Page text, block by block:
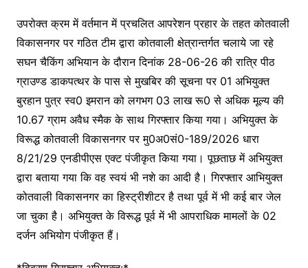
उपरोक्त क्रम में वर्तमान में प्रचलित आपरेशन प्रहार के तहत कोतवाली
विकासनगर पर गठित टीम द्वारा कोतवाली क्षेत्रान्तर्गत चलाये जा रहे
सघन चैकिंग अभियान के दौरान दिनांक 28-06-26 की रात्रि पीठ
ग्राउण्ड डाकपत्थर के पास से मुखबिर की सूचना पर 01 अभियुक्त
बुरहान पुत्र स्व0 इमरान को लगभग 03 लाख रू0 से अधिक मूल्य की
10.67 ग्राम अवैध स्मैक के साथ गिरफ्तार किया गया। अभियुक्त के
विरूद्ध कोतवाली विकासनगर पर मु0अ0सं0-189/2026 धारा
8/21/29 एनडीपीएस एक्ट पंजीकृत किया गया। पूछताछ में अभियुक्त
द्वारा बताया गया कि वह स्वयं भी नशे का आदी है। गिरफ्तार आभियुक्त
कोतवाली विकासनगर का हिस्ट्रीशीटर है तथा पूर्व में भी कई बार जेल
जा चुका है। अभियुक्त के विरूद्ध पूर्व में भी आपराधिक मामलों के 02
दर्जन अभियोग पंजीकृत हैं।